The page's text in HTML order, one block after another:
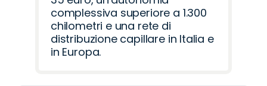
complessiva superiore a 1.300
chilometri e una rete di
distribuzione capillare in Italia e
in Europa.